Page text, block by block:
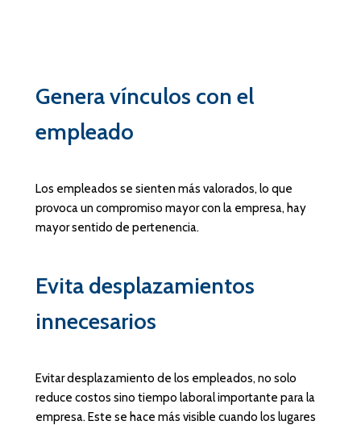
Genera vínculos con el
empleado
Los empleados se sienten más valorados, lo que
provoca un compromiso mayor con la empresa, hay
mayor sentido de pertenencia.
Evita desplazamientos
innecesarios
Evitar desplazamiento de los empleados, no solo
reduce costos sino tiempo laboral importante para la
empresa. Este se hace más visible cuando los lugares